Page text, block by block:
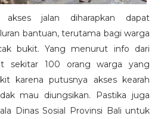
akses jalan diharapkan dapat
bantuan, terutama bagi warga
bukit. Yang menurut info dari
sekitar 100 orang warga yang
karena putusnya akses kearah
mau diungsikan. Pastika juga
Dinas Sosial Provinsi Bali untuk